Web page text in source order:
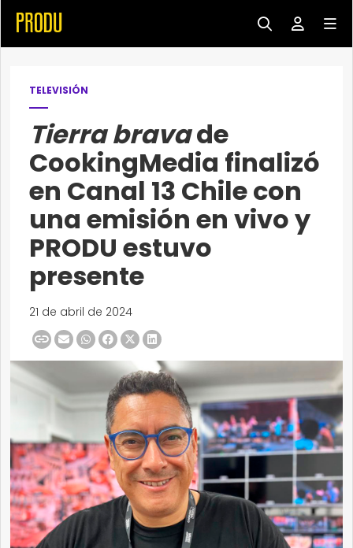
TELEVISIÓN
Tierra bravade
CookingMedia finalizó
en Canal 13 Chile con
una emisión en vivo y
PRODU estuvo
presente
21 de abril de 2024